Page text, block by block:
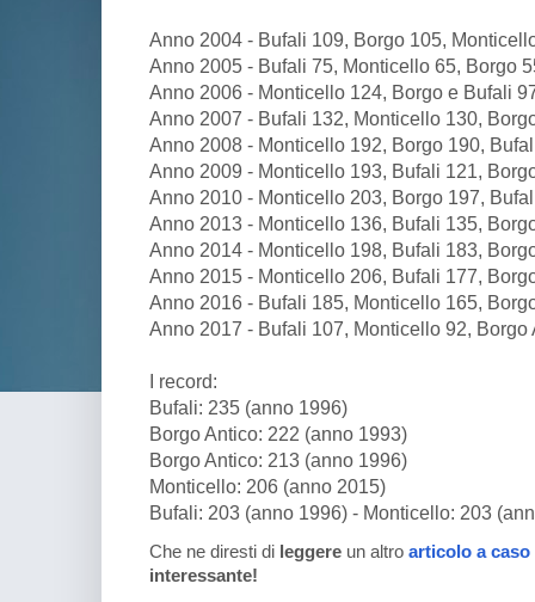
Anno 2004 - Bufali 109, Borgo 105,
Anno 2005 - Bufali 75, Monticello 65, Borgo
Anno 2006 - Monticello 124, Borgo e Bufali
Anno 2007 - Bufali 132, Monticello 130,
Anno 2008 - Monticello 192, Borgo 190,
Anno 2009 - Monticello 193, Bufali 121,
Anno 2010 - Monticello 203, Borgo 197,
Anno 2013 - Monticello 136, Bufali 135,
Anno 2014 - Monticello 198, Bufali 183,
Anno 2015 - Monticello 206, Bufali 177,
Anno 2016 - Bufali 185, Monticello 165,
Anno 2017 - Bufali 107, Monticello 92, Borgo
I record:
Bufali: 235 (anno 1996)
Borgo Antico: 222 (anno 1993)
Borgo Antico: 213 (anno 1996)
Monticello: 206 (anno 2015)
Bufali: 203 (anno 1996) - Monticello: 203
Che ne diresti di leggere un altro articolo a caso
interessante!